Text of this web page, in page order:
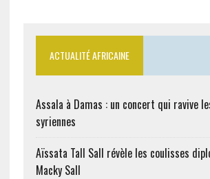
ACTUALITÉ AFRICAINE
Assala à Damas : un concert qui ravive
syriennes
Aïssata Tall Sall révèle les coulisses
Macky Sall